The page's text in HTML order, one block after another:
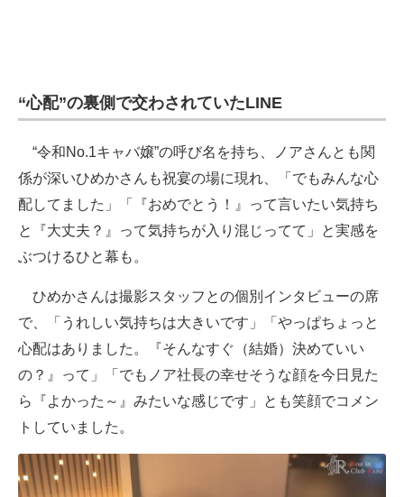
“心配”の裏側で交わされていたLINE
“令和No.1キャバ嬢”の呼び名を持ち、ノアさんとも関
係が深いひめかさんも祝宴の場に現れ、「でもみんな心
配してました」「『おめでとう！』って言いたい気持ち
と『大丈夫？』って気持ちが入り混じってて」と実感を
ぶつけるひと幕も。
ひめかさんは撮影スタッフとの個別インタビューの席
で、「うれしい気持ちは大きいです」「やっぱちょっと
心配はありました。『そんなすぐ（結婚）決めていい
の？』って」「でもノア社長の幸せそうな顔を今日見た
ら『よかった～』みたいな感じです」とも笑顔でコメン
トしていました。